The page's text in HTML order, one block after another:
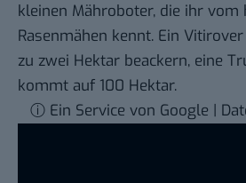
kleinen Mähroboter, die ihr vom
Rasenmähen kennt. Ein
zu zwei Hektar beackern, eine
kommt auf 100 Hektar.
ⓘ Ein Service von Google |